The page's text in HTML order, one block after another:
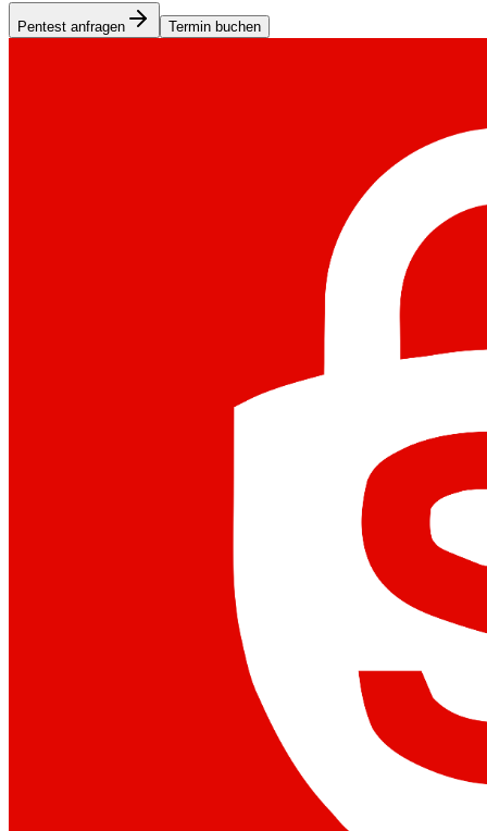
Pentest anfragen Termin buchen